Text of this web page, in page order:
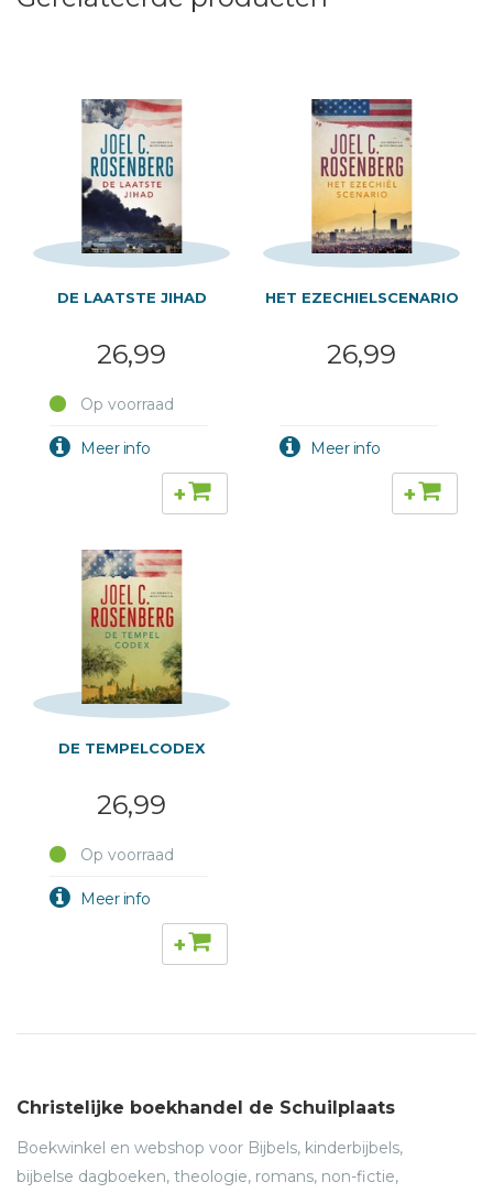
DE LAATSTE JIHAD
26,99
Op voorraad
+
HET EZECHIELSCENARIO
26,99
+
DE TEMPELCODEX
26,99
Op voorraad
+
Christelijke boekhandel de Schuilplaats
Boekwinkel en webshop voor Bijbels, kinderbijbels,
bijbelse dagboeken, theologie, romans, non-fictie,